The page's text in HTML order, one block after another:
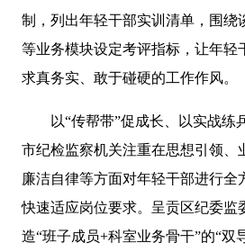
制，列出年轻干部实训清单，围绕
等业务模块设定考评指标，让年轻
求真务实、敢于碰硬的工作作风。
以“传帮带”促成长、以实战练
市纪检监察机关注重在思想引领、
廉洁自律等方面对年轻干部进行全
快速适应岗位要求。呈贡区纪委监
造“班子成员+科室业务骨干”的“双